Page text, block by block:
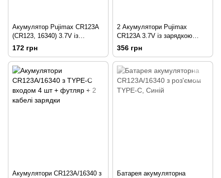
Акумулятор Pujimax CR123A
(CR123, 16340) 3.7V із
зарядкою Type-C
172 грн
2 Акумулятори Pujimax
CR123A 3.7V із зарядкою
Type-C + кабель
356 грн
Акумулятори CR123A/16340 з
Батарея акумуляторна